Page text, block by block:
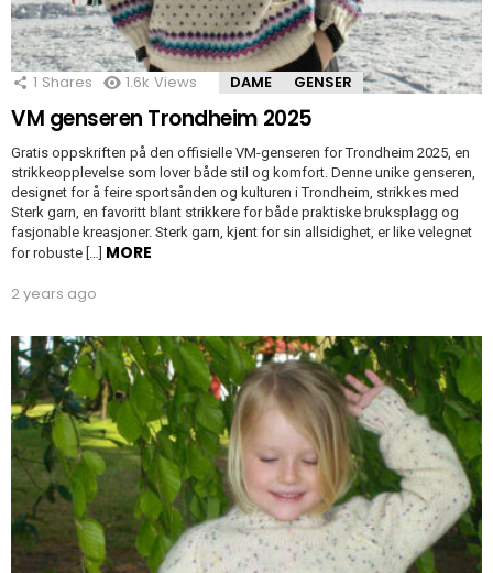
1 Shares 1.6k Views DAME GENSER
VM genseren Trondheim 2025
Gratis oppskriften på den offisielle VM-genseren for Trondheim 2025, en
strikkeopplevelse som lover både stil og komfort. Denne unike genseren,
designet for å feire sportsånden og kulturen i Trondheim, strikkes med
Sterk garn, en favoritt blant strikkere for både praktiske bruksplagg og
fasjonable kreasjoner. Sterk garn, kjent for sin allsidighet, er like velegnet
for robuste […] MORE
2 years ago